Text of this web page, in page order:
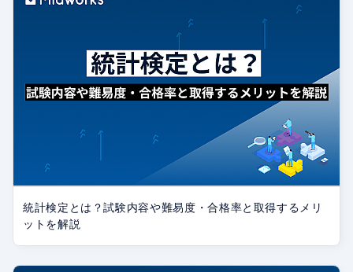
統計検定とは？試験内容や難易度・合格率と取得するメリ
ットを解説